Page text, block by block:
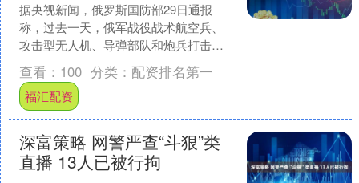
据央视新闻，俄罗斯国防部29日通报
称，过去一天，俄军战役战术航空兵、
攻击型无人机、导弹部队和炮兵打击了
乌军使用的能源和交通基础设施和无人
机、无人艇组装、储存及发....
查看： 100 分类： 配资排名第一
福汇配资
深富策略 网警严查“斗狠”类
直播 13人已被行拘